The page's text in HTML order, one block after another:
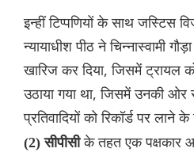
इन्हीं टिप्पणियों के साथ जस्टिस
न्यायाधीश पीठ ने चिन्नास्वामी
खारिज कर दिया, जिसमें ट्रायल
उठाया गया था, जिसमें उनकी
प्रतिवादियों को रिकॉर्ड पर लाने के
(2) सीपीसीके तहत एक पक्षकार